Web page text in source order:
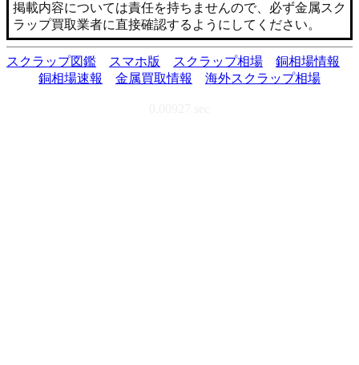
掲載内容については責任を持ちませんので、必ず金属スク
ラップ買取業者に直接確認するようにしてください。
スクラップ図鑑 スマホ版 スクラップ相場
銅相場情報
銅相場速報
金属買取情報 海外スクラップ相場